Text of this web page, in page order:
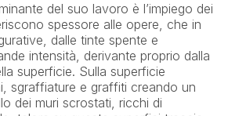
del suo lavoro è l’impiego dei
spessore alle opere, che in
dalle tinte spente e
intensità, derivante proprio dalla
superficie. Sulla superficie
sgraffiature e graffiti creando un
dei muri scrostati, ricchi di